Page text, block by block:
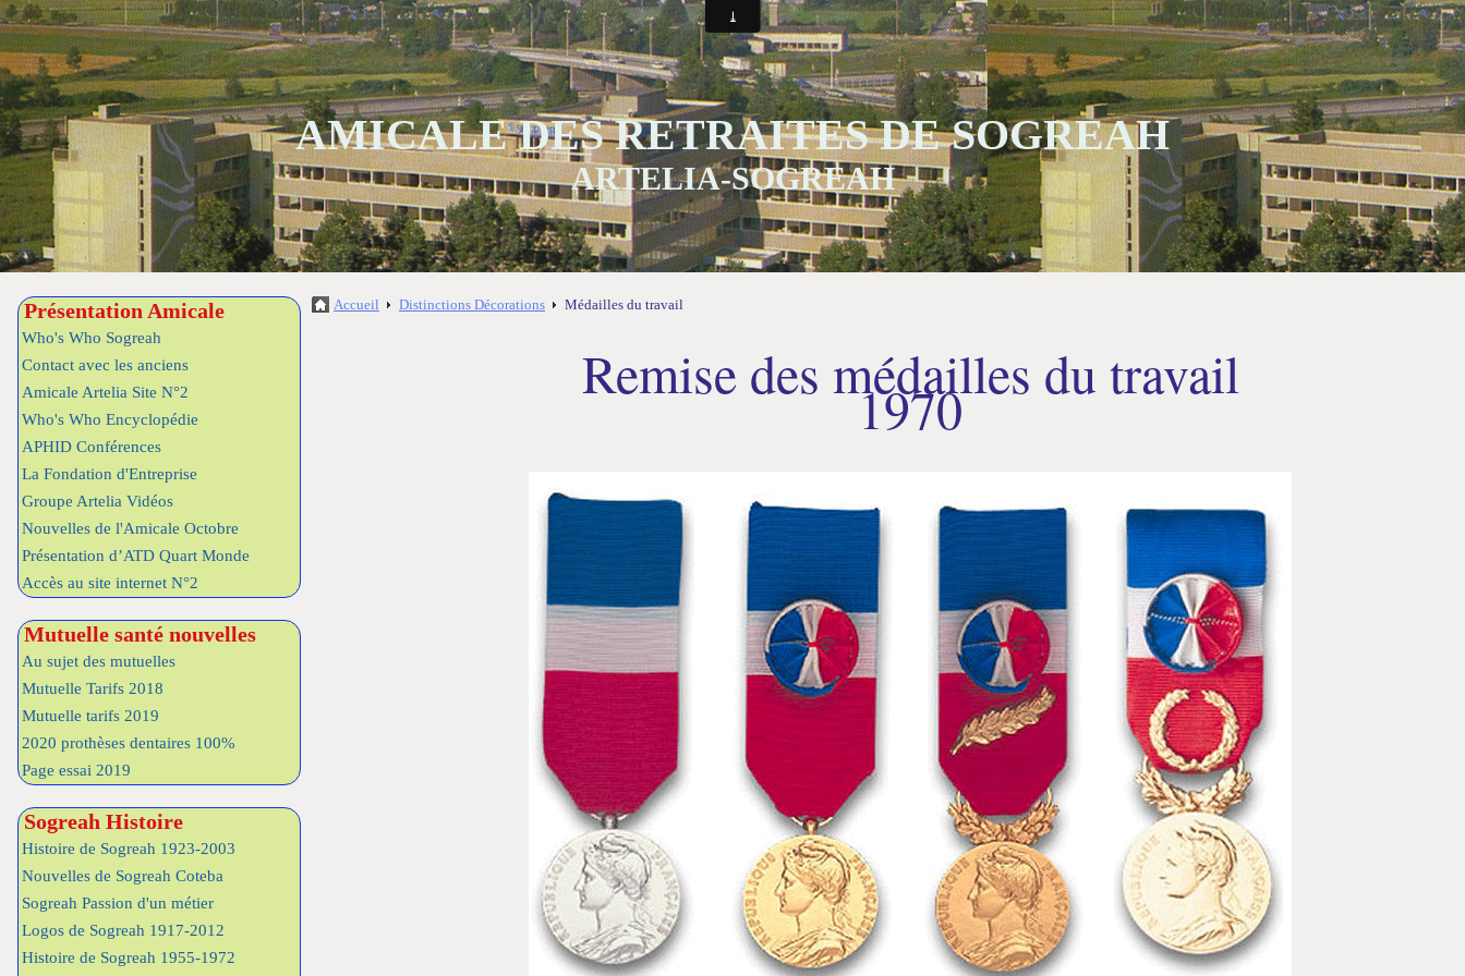
AMICALE DES RETRAITES DE SOGREAH
ARTELIA-SOGREAH
Présentation Amicale
Who's Who Sogreah
Contact avec les anciens
Amicale Artelia Site N°2
Who's Who Encyclopédie
APHID Conférences
La Fondation d'Entreprise
Groupe Artelia Vidéos
Nouvelles de l'Amicale Octobre
Présentation d’ATD Quart Monde
Accès au site internet N°2
Mutuelle santé nouvelles
Au sujet des mutuelles
Mutuelle Tarifs 2018
Mutuelle tarifs 2019
2020 prothèses dentaires 100%
Page essai 2019
Sogreah Histoire
Histoire de Sogreah 1923-2003
Nouvelles de Sogreah Coteba
Sogreah Passion d'un métier
Logos de Sogreah 1917-2012
Histoire de Sogreah 1955-1972
Accueil Distinctions Décorations Médailles du travail
Remise des médailles du travail
1970